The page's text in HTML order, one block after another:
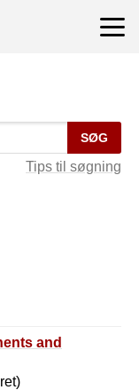
SØG
Tips til søgning
and